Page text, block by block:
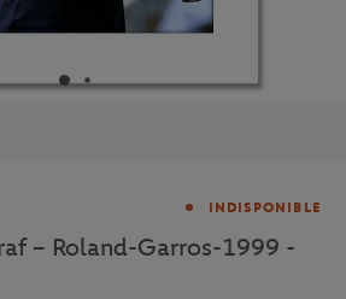
INDISPONIBLE
– Roland-Garros-1999 -